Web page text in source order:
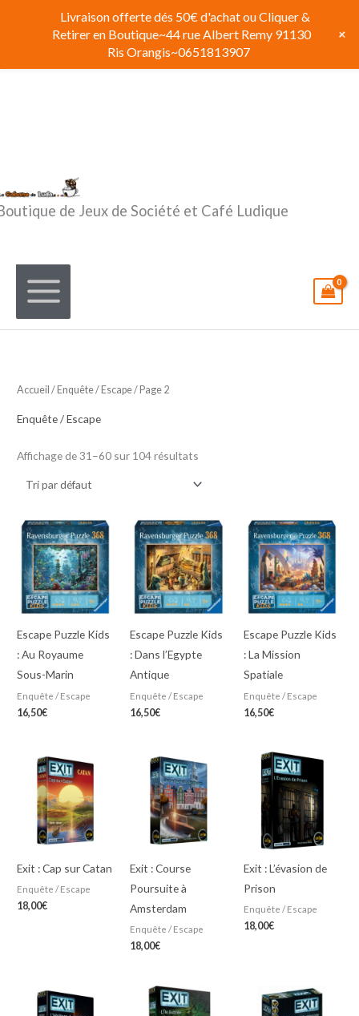
de Jeux de Société et Café Ludique
Accueil /Enquête / Escape/ Page 2
Enquête / Escape
Affichage de 31–60 sur 104 résultats
Escape Puzzle Kids
: Au Royaume
Sous-Marin
Enquête / Escape
16,50€
Escape Puzzle Kids
: Dans l’Egypte
Antique
Enquête / Escape
16,50€
Escape Puzzle Kids
: La Mission
Spatiale
Enquête / Escape
16,50€
Exit : Cap sur Catan
Enquête / Escape
18,00€
Exit : Course
Poursuite à
Amsterdam
Enquête / Escape
18,00€
Exit : L’évasion de
Prison
Enquête / Escape
18,00€
Livraison offerte dés 50€ d'achat ou Cliquer &
Retirer en Boutique~44 rue Albert Remy 91130
Ris Orangis~0651813907
+